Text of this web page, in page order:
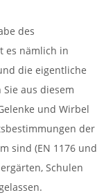
des
es nämlich in
die eigentliche
aus diesem
und Wirbel
der
sind (EN 1176 und
Schulen